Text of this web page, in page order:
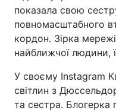
показала свою
повномасштабного
кордон. Зірка
найближчої людини,
У своєму Instagram
світлин з
та сестра. Блогерка